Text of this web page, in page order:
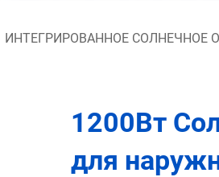
ИНТЕГРИРОВАННОЕ СОЛНЕЧНОЕ
1200Вт
для